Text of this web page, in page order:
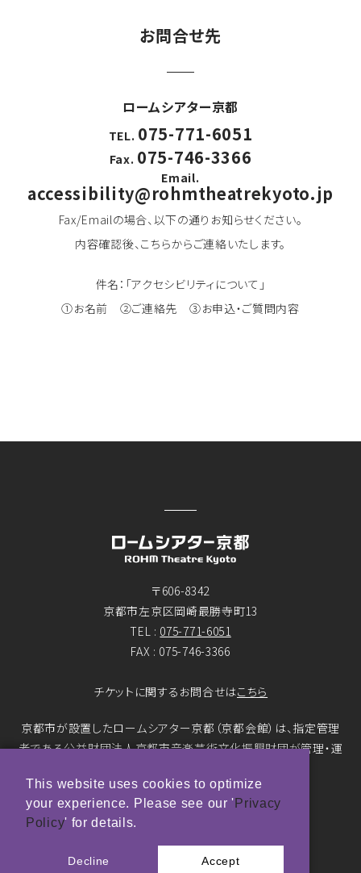
お問合せ先
ロームシアター京都
TEL. 075-771-6051
Fax. 075-746-3366
Email.
accessibility@rohmtheatrekyoto.jp
Fax/Emailの場合、以下の通りお知らせください。
内容確認後、こちらからご連絡いたします。
件名：「アクセシビリティについて」
①お名前 ②ご連絡先 ③お申込・ご質問内容
〒606-8342
京都市左京区岡崎最勝寺町13
TEL : 075-771-6051
FAX : 075-746-3366
チケットに関するお問合せはこちら
京都市が設置したロームシアター京都（京都会館）は、指定管理
者である公益財団法人京都市音楽芸術文化振興財団が管理・運
© ROHM Theatre Kyoto. All rights reserved.
トップページメインバナー 撮影：市川靖史
This website uses cookies to optimize
your experience. Please see our ' Privacy
Policy' for details.
Decline Accept